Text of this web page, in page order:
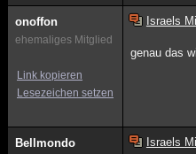
onoffon
ehemaliges Mitglied
Link kopieren
Lesezeichen setzen
Israels
genau das
Bellmondo Israels